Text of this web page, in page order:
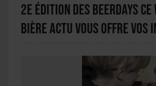
2e édition des Beerdays ce
Bière Actu vous offre vos